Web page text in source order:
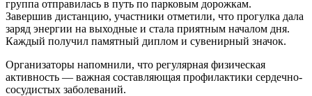
группа отправилась в путь по парковым дорожкам.
Завершив дистанцию, участники отметили, что прогулка дала
заряд энергии на выходные и стала приятным началом дня.
Каждый получил памятный диплом и сувенирный значок.
Организаторы напомнили, что регулярная физическая
активность — важная составляющая профилактики сердечно-
сосудистых заболеваний.